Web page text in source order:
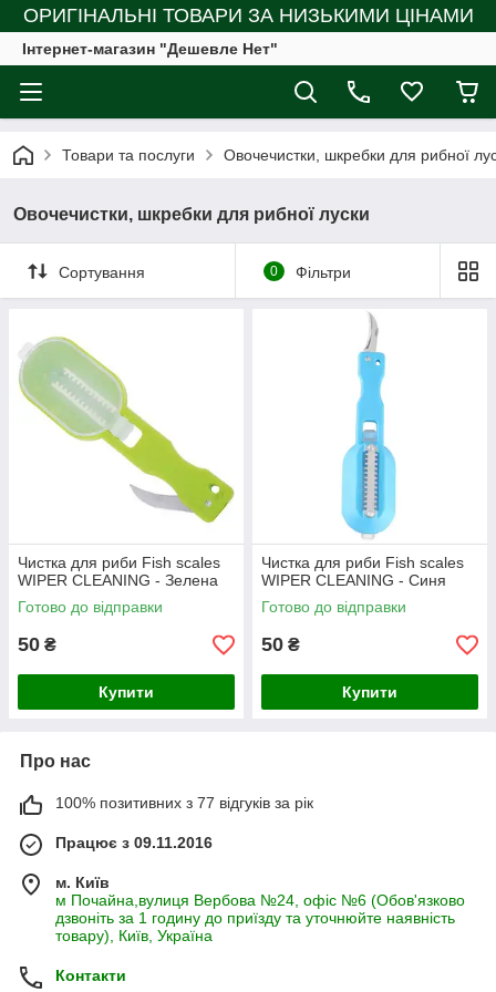
ОРИГІНАЛЬНІ ТОВАРИ ЗА НИЗЬКИМИ ЦІНАМИ
Інтернет-магазин "Дешевле Нет"
Товари та послуги Овочечистки, шкребки для рибної
Овочечистки, шкребки для рибної луски
Сортування 0 Фільтри
Чистка для риби Fish scales
WIPER CLEANING - Зелена
Готово до відправки
50 ₴
Купити
Чистка для риби Fish scales
WIPER CLEANING - Синя
Готово до відправки
50 ₴
Купити
Про нас
100% позитивних з 77 відгуків за рік
Працює з 09.11.2016
м. Київ
м Почайна,вулиця Вербова №24, офіс №6 (Обов'язково
дзвоніть за 1 годину до приїзду та уточнюйте наявність
товару), Київ, Україна
Контакти